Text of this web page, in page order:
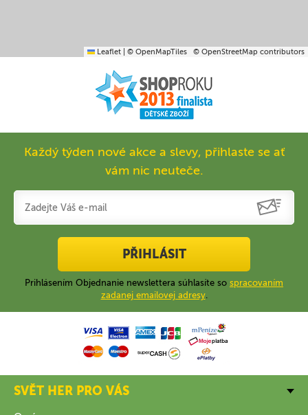
Leaflet © OpenMapTiles © OpenStreetMap contributors
Každý týden nové akce a slevy, přihlaste se ať
vám nic neuteče.
PŘIHLÁSIT
Prihlásením Objednanie newslettera súhlasíte so spracovaním
zadanej emailovej adresy.
SVĚT HER PRO VÁS